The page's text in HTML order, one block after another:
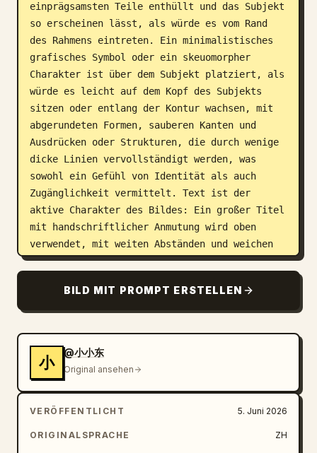
einprägsamsten Teile enthüllt und das Subjekt
so erscheinen lässt, als würde es vom Rand
des Rahmens eintreten. Ein minimalistisches
grafisches Symbol oder ein skeuomorpher
Charakter ist über dem Subjekt platziert, als
würde es leicht auf dem Kopf des Subjekts
sitzen oder entlang der Kontur wachsen, mit
abgerundeten Formen, sauberen Kanten und
Ausdrücken oder Strukturen, die durch wenige
dicke Linien vervollständigt werden, was
sowohl ein Gefühl von Identität als auch
Zugänglichkeit vermittelt. Text ist der
aktive Charakter des Bildes: Ein großer Titel
mit handschriftlicher Anmutung wird oben
verwendet, mit weiten Abständen und weichen
Strichen, wie eine sanfte Begrüßung; ein
der Mitte schafft Hierarchie; Informationen
in kleiner Schrift sind an den Rändern
Weißraum weiterhin dominiert. Die Farben
werden aus dem eigenen Material, der Emotion,
der Region oder der Markensemantik des
Subjekts extrahiert und auf helle
Basisfarben, saubere Highlights des Subjekts,
klare dunkle Strukturlinien und kleine Mengen
BILD MIT PROMPT ERSTELLEN
小
@小小东
Original ansehen
VERÖFFENTLICHT 5. Juni 2026
ORIGINALSPRACHE ZH